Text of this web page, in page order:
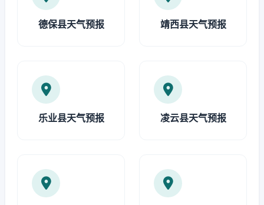
德保县天气预报 靖西县天气预报
乐业县天气预报 凌云县天气预报